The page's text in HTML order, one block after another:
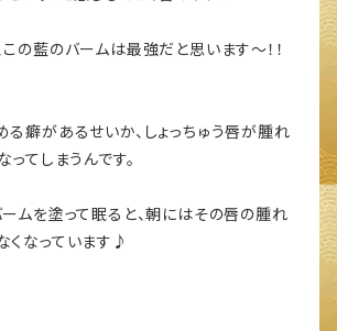
の藍のバームは最強だと思います～！！
る癖があるせいか、しょっちゅう唇が腫れ
ってしまうんです。
ームを塗って眠ると、朝にはその唇の腫れ
くなっています♪